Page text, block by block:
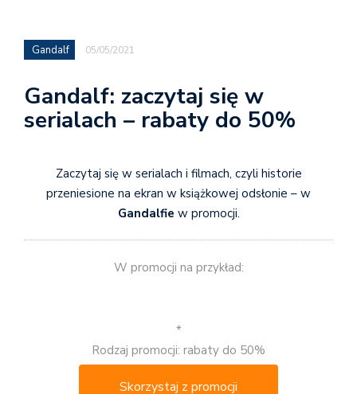
Gandalf 05/05/2021
Gandalf: zaczytaj się w
serialach – rabaty do 50%
Zaczytaj się w serialach i filmach, czyli historie
przeniesione na ekran w książkowej odsłonie – w
Gandalfie w promocji.
W promocji na przykład:
*
Rodzaj promocji: rabaty do 50%
Skorzystaj z promocji